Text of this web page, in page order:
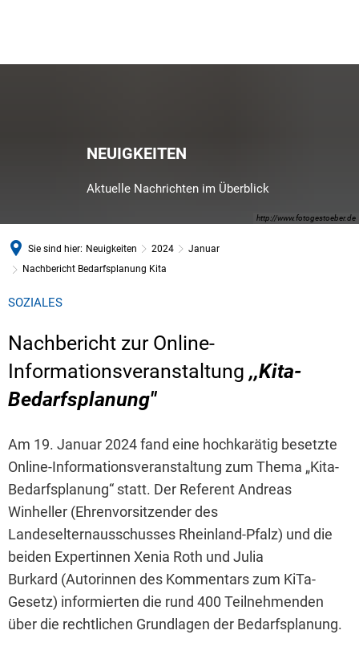
http://www.fotogestoeber.de
NEUIGKEITEN
Aktuelle Nachrichten im Überblick
Sie sind hier: Neuigkeiten 2024
Januar
Nachbericht Bedarfsplanung Kita
SOZIALES
Nachbericht zur Online-
Informationsveranstaltung ,,Kita-
Bedarfsplanung''
Am 19. Januar 2024 fand eine hochkarätig besetzte
Online-Informationsveranstaltung zum Thema „Kita-
Bedarfsplanung“ statt. Der Referent Andreas
Winheller (Ehrenvorsitzender des
Landeselternausschusses Rheinland-Pfalz) und die
beiden Expertinnen Xenia Roth und Julia
Burkard (Autorinnen des Kommentars zum KiTa-
Gesetz) informierten die rund 400 Teilnehmenden
über die rechtlichen Grundlagen der Bedarfsplanung.